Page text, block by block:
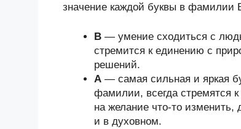
значение каждой буквы в фамилии
В — умение сходиться с
стремится к единению с
решений.
А — самая сильная и яркая
фамилии, всегда стремятся
на желание что-то
и в духовном.